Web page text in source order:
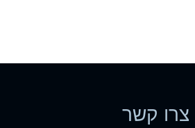
צרו קשר